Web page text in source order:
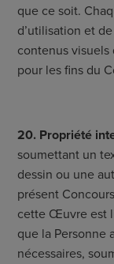
que ce soit.
d’utilisation et
contenus visuels
pour les fins du
20. Propriété
soumettant un
dessin ou une
présent
cette Œuvre est
que la Personne
nécessaires,